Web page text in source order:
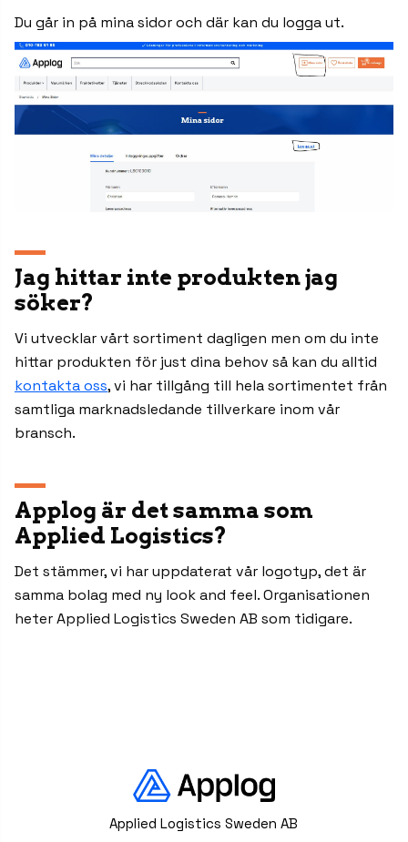
Du går in på mina sidor och där kan du logga ut.
Jag hittar inte produkten jag
söker?
Vi utvecklar vårt sortiment dagligen men om du inte
hittar produkten för just dina behov så kan du alltid
kontakta oss, vi har tillgång till hela sortimentet från
samtliga marknadsledande tillverkare inom vår
bransch.
Applog är det samma som
Applied Logistics?
Det stämmer, vi har uppdaterat vår logotyp, det är
samma bolag med ny look and feel. Organisationen
heter Applied Logistics Sweden AB som tidigare.
Applied Logistics Sweden AB